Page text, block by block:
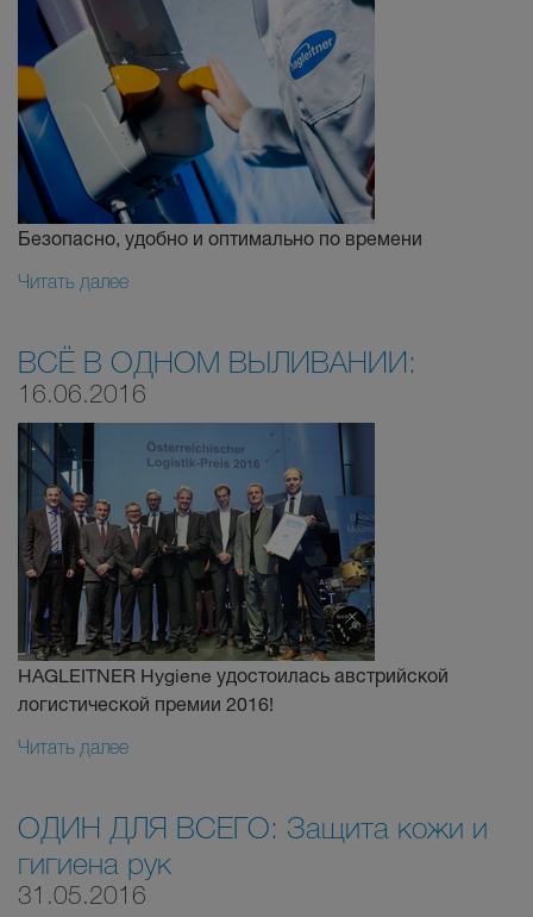
Безопасно, удобно и оптимально по времени
Читать далее
ВСЁ В ОДНОМ ВЫЛИВАНИИ:
16.06.2016
HAGLEITNER Hygiene удостоилась австрийской
логистической премии 2016!
Читать далее
ОДИН ДЛЯ ВСЕГО: Защита кожи и
гигиена рук
31.05.2016